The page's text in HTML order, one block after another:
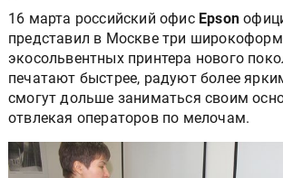
16 марта российский офис Epson
представил в Москве три
экосольвентных принтера нового
печатают быстрее, радуют более
смогут дольше заниматься своим
отвлекая операторов по мелочам.